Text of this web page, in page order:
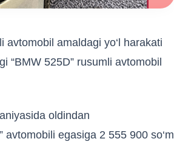
avtomobil amaldagi yo‘l harakati
“BMW 525D” rusumli avtomobil
oldindan
avtomobili egasiga 2 555 900 so‘m